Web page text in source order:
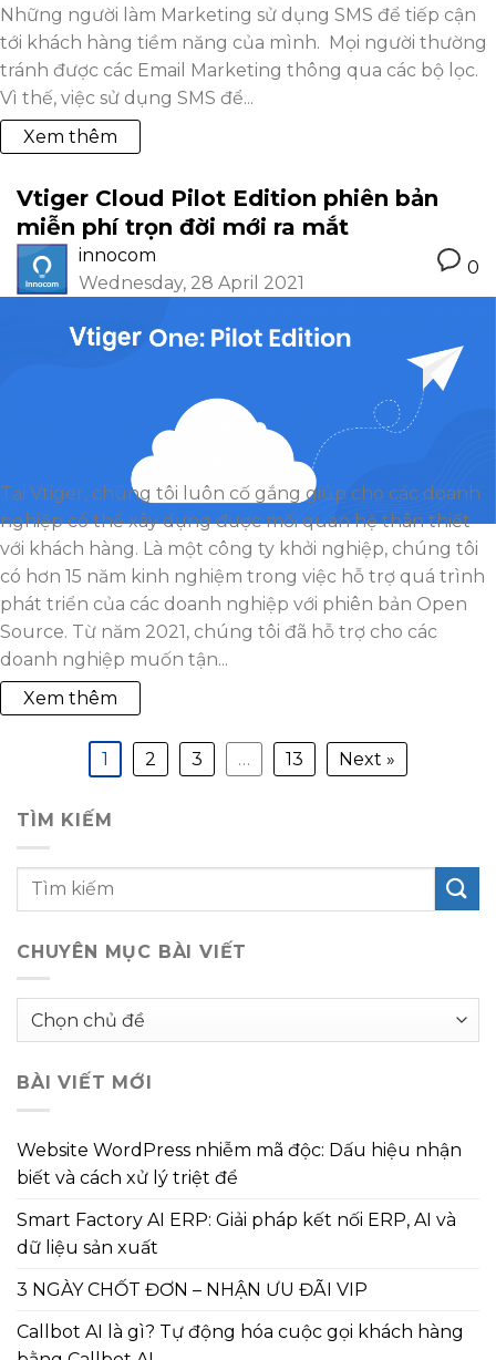
Những người làm Marketing sử dụng SMS để tiếp cận
tới khách hàng tiềm năng của mình. Mọi người thường
tránh được các Email Marketing thông qua các bộ lọc.
Vì thế, việc sử dụng SMS để...
Xem thêm
Vtiger Cloud Pilot Edition phiên bản
miễn phí trọn đời mới ra mắt
innocom
Wednesday, 28 April 2021
0
Tại Vtiger, chúng tôi luôn cố gắng giúp cho các doanh
nghiệp có thể xây dựng được mối quan hệ thân thiết
với khách hàng. Là một công ty khởi nghiệp, chúng tôi
có hơn 15 năm kinh nghiệm trong việc hỗ trợ quá trình
phát triển của các doanh nghiệp với phiên bản Open
Source. Từ năm 2021, chúng tôi đã hỗ trợ cho các
doanh nghiệp muốn tận...
Xem thêm
1 2 3 … 13 Next »
TÌM KIẾM
CHUYÊN MỤC BÀI VIẾT
Chuyên
viết
BÀI VIẾT MỚI
Website WordPress nhiễm mã độc: Dấu hiệu nhận
biết và cách xử lý triệt để
Smart Factory AI ERP: Giải pháp kết nối ERP, AI và
dữ liệu sản xuất
3 NGÀY CHỐT ĐƠN – NHẬN ƯU ĐÃI VIP
Callbot AI là gì? Tự động hóa cuộc gọi khách hàng